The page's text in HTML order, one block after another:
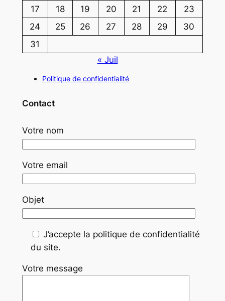
17
18 19 20 21 22
23
24
25 26 27 28 29
30
31
« Juil
Politique de confidentialité
Contact
Votre nom
Votre email
Objet
J’accepte la politique de confidentialité
du site.
Votre message